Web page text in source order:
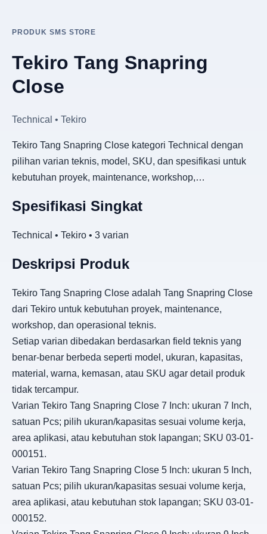
PRODUK SMS STORE
Tekiro Tang Snapring
Close
Technical • Tekiro
Tekiro Tang Snapring Close kategori Technical dengan
pilihan varian teknis, model, SKU, dan spesifikasi untuk
kebutuhan proyek, maintenance, workshop,…
Spesifikasi Singkat
Technical • Tekiro • 3 varian
Deskripsi Produk
Tekiro Tang Snapring Close adalah Tang Snapring Close
dari Tekiro untuk kebutuhan proyek, maintenance,
workshop, dan operasional teknis.
Setiap varian dibedakan berdasarkan field teknis yang
benar-benar berbeda seperti model, ukuran, kapasitas,
material, warna, kemasan, atau SKU agar detail produk
tidak tercampur.
Varian Tekiro Tang Snapring Close 7 Inch: ukuran 7 Inch,
satuan Pcs; pilih ukuran/kapasitas sesuai volume kerja,
area aplikasi, atau kebutuhan stok lapangan; SKU 03-01-
000151.
Varian Tekiro Tang Snapring Close 5 Inch: ukuran 5 Inch,
satuan Pcs; pilih ukuran/kapasitas sesuai volume kerja,
area aplikasi, atau kebutuhan stok lapangan; SKU 03-01-
000152.